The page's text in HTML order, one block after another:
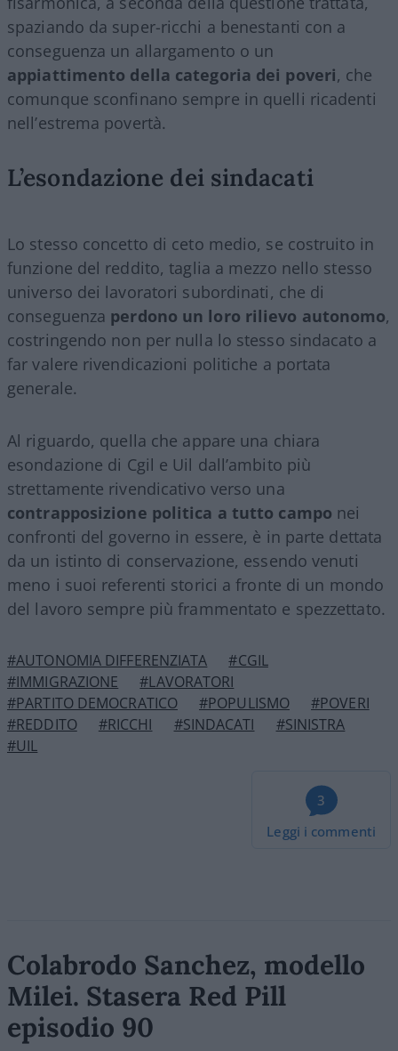
spaziando da super-ricchi a benestanti con a
conseguenza un allargamento o un
appiattimento della categoria dei poveri, che
comunque sconfinano sempre in quelli ricadenti
nell’estrema povertà.
L’esondazione dei sindacati
Lo stesso concetto di ceto medio, se costruito in
funzione del reddito, taglia a mezzo nello stesso
universo dei lavoratori subordinati, che di
conseguenza perdono un loro rilievo autonomo,
costringendo non per nulla lo stesso sindacato a
far valere rivendicazioni politiche a portata
generale.
Al riguardo, quella che appare una chiara
esondazione di Cgil e Uil dall’ambito più
strettamente rivendicativo verso una
contrapposizione politica a tutto campo nei
confronti del governo in essere, è in parte dettata
da un istinto di conservazione, essendo venuti
meno i suoi referenti storici a fronte di un mondo
del lavoro sempre più frammentato e spezzettato.
#AUTONOMIA DIFFERENZIATA
#CGIL
#IMMIGRAZIONE
#LAVORATORI
#PARTITO DEMOCRATICO
#POPULISMO
#POVERI
#REDDITO
#RICCHI #SINDACATI
#SINISTRA
#UIL
3
Leggi i commenti
Colabrodo Sanchez, modello
Milei. Stasera Red Pill
episodio 90